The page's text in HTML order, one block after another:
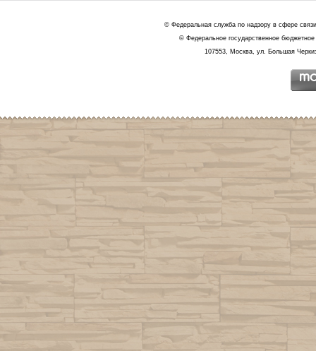
© Федеральная служба по надзору в сфере
© Федеральное государственное
107553, Москва, ул. Большая